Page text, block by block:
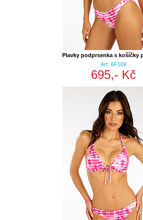
Plavky podprsenka s košíčky
Art: 6F109
695,- Kč